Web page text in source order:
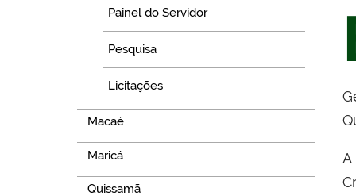
Painel do Servidor
Pesquisa
Licitações
Macaé
Maricá
Quissamã
A